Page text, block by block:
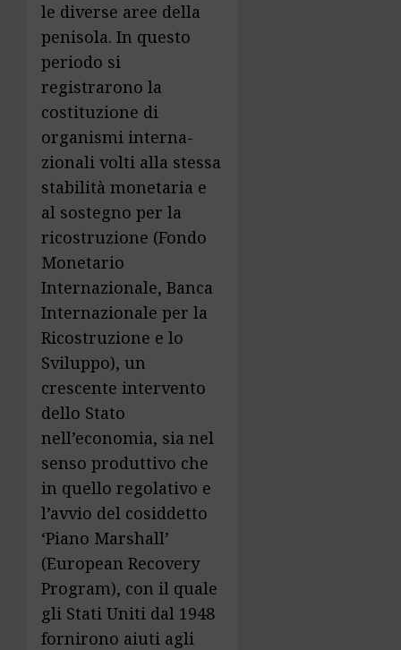
le diverse aree della
penisola. In questo
periodo si
registrarono la
costituzione di
organismi inter­na­
zionali volti alla stessa
stabilità monetaria e
al sostegno per la
ricostruzione (Fondo
Monetario
Internazionale, Banca
Internazionale per la
Ricostruzione e lo
Sviluppo), un
crescente intervento
dello Stato
nell’economia, sia nel
senso produttivo che
in quello regolativo e
l’avvio del cosiddetto
‘Piano Marshall’
(European Recovery
Program), con il quale
gli Stati Uniti dal 1948
fornirono aiuti agli